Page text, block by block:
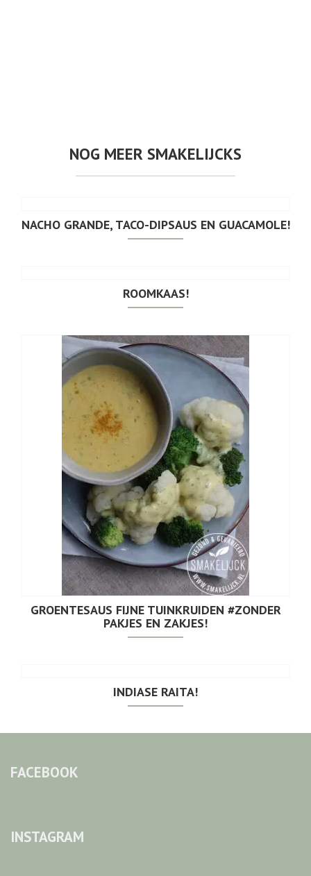
NOG MEER SMAKELIJCKS
NACHO GRANDE, TACO-DIPSAUS EN GUACAMOLE!
ROOMKAAS!
GROENTESAUS FIJNE TUINKRUIDEN #ZONDER
PAKJES EN ZAKJES!
INDIASE RAITA!
FACEBOOK
INSTAGRAM